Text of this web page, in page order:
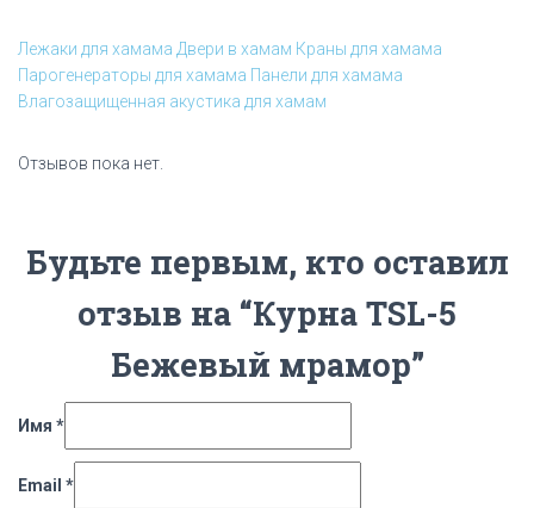
Лежаки для хамама Двери в хамам Краны для хамама
Парогенераторы для хамама Панели для хамама
Влагозащищенная акустика для хамам
Отзывов пока нет.
Будьте первым, кто оставил
отзыв на “Курна TSL-5
Бежевый мрамор”
Имя *
Email *